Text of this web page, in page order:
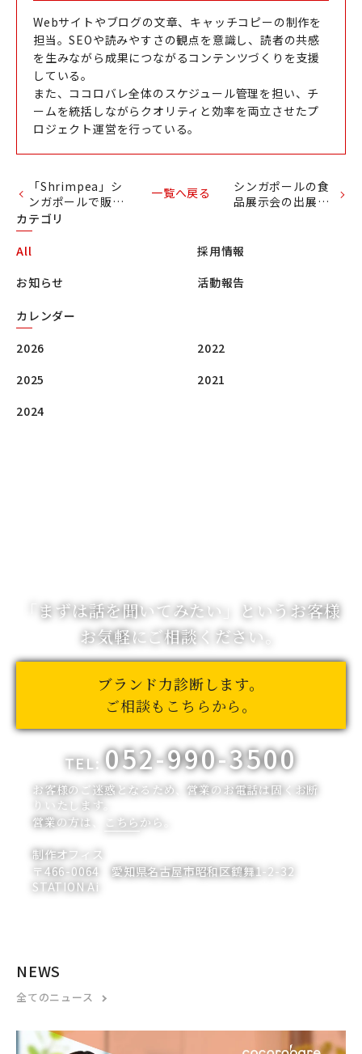
カテゴリ
All
お知らせ
採用情報
活動報告
カレンダー
2026
2025
2024
2022
2021
Webサイトやブログの文章、キャッチコピーの制作を
担当。SEOや読みやすさの観点を意識し、読者の共感
を生みながら成果につながるコンテンツづくりを支援
している。
また、ココロバレ全体のスケジュール管理を担い、チ
ームを統括しながらクオリティと効率を両立させたプ
ロジェクト運営を行っている。
「Shrimpea」シ
ンガポールで販売
開始－海外進出支
援
一覧へ戻る
シンガポールの食
品展示会の出展を
「まずは話を聞いてみたい」
というお客様
お気軽にご相談ください。
ブランド力診断します。
ご相談もこちらから。
TEL:052-990-3500
お客様のご迷惑となるため、営業のお電話は固くお断
りいたします。
営業の方は、
こちらから。
制作オフィス
〒466-0064 愛知県名古屋市昭和区鶴舞1-2-32
STATION Ai
NEWS
全てのニュース